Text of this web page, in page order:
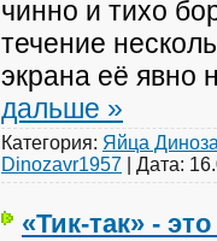
чинно и тихо
течение
экрана её явно
дальше »
Категория: Яйца
Dinozavr1957
Дата:
«Тик-так» -